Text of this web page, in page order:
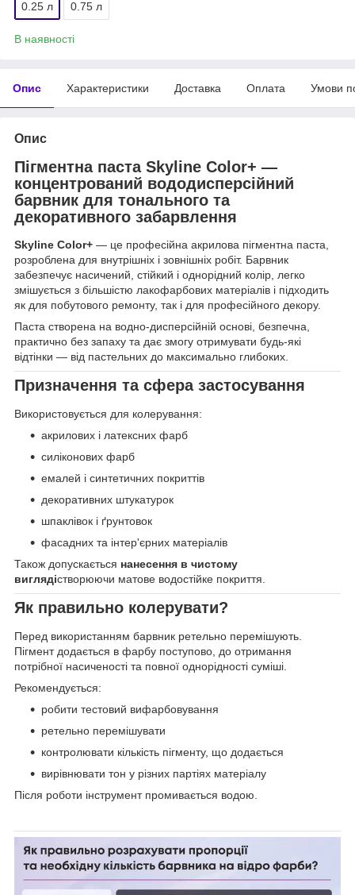
0.25 л 0.75 л
В наявності
Опис Характеристики Доставка Оплата Умови
Опис
Пігментна паста Skyline Color+ —
концентрований вододисперсійний
барвник для тонального та
декоративного забарвлення
Skyline Color+ — це професійна акрилова пігментна паста,
розроблена для внутрішніх і зовнішніх робіт. Барвник
забезпечує насичений, стійкий і однорідний колір, легко
змішується з більшістю лакофарбових матеріалів і підходить
як для побутового ремонту, так і для професійного декору.
Паста створена на водно-дисперсійній основі, безпечна,
практично без запаху та дає змогу отримувати будь-які
відтінки — від пастельних до максимально глибоких.
Призначення та сфера застосування
Використовується для колерування:
акрилових і латексних фарб
силіконових фарб
емалей і синтетичних покриттів
декоративних штукатурок
шпаклівок і ґрунтовок
фасадних та інтер'єрних матеріалів
Також допускається нанесення в чистому
виглядістворюючи матове водостійке покриття.
Як правильно колерувати?
Перед використанням барвник ретельно перемішують.
Пігмент додається в фарбу поступово, до отримання
потрібної насиченості та повної однорідності суміші.
Рекомендується:
робити тестовий вифарбовування
ретельно перемішувати
контролювати кількість пігменту, що додається
вирівнювати тон у різних партіях матеріалу
Після роботи інструмент промивається водою.